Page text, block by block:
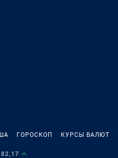
ГОРОСКОП КУРСЫ ВАЛЮТ
82,17